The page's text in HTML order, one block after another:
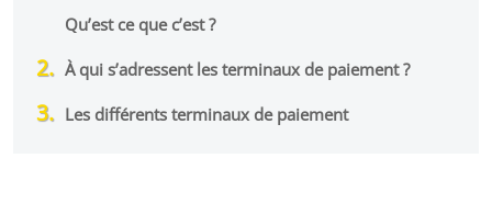
Qu’est ce que c’est ?
À qui s’adressent les terminaux de paiement ?
Les différents terminaux de paiement